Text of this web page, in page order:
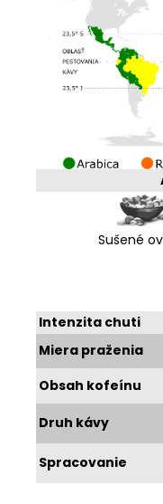
Sušené
Intenzita chuti
Miera praženia
Obsah kofeínu
Druh kávy
Spracovanie